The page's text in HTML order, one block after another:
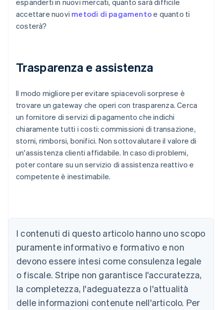
espanderti in nuovi mercati, quanto sarà difficile
accettare nuovi metodi di pagamentoe quanto ti
costerà?
Trasparenza e assistenza
Il modo migliore per evitare spiacevoli sorprese è
trovare un gateway che operi con trasparenza. Cerca
un fornitore di servizi di pagamento che indichi
chiaramente tutti i costi: commissioni di transazione,
storni, rimborsi, bonifici. Non sottovalutare il valore di
un'assistenza clienti affidabile. In caso di problemi,
poter contare su un servizio di assistenza reattivo e
competente è inestimabile.
I contenuti di questo articolo hanno uno scopo
puramente informativo e formativo e non
devono essere intesi come consulenza legale
o fiscale. Stripe non garantisce l'accuratezza,
la completezza, l'adeguatezza o l'attualità
delle informazioni contenute nell'articolo. Per
English
DeutschEnglish
Belgio
Nederlands Français English
Brasile
PortuguêsEnglish
Bulgaria